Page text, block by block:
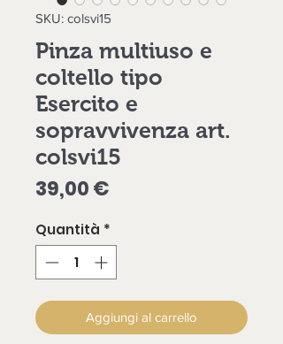
SKU: colsvi15
Pinza multiuso e
coltello tipo
Esercito e
sopravvivenza art.
colsvi15
39,00 €
Quantità *
Aggiungi al carrello